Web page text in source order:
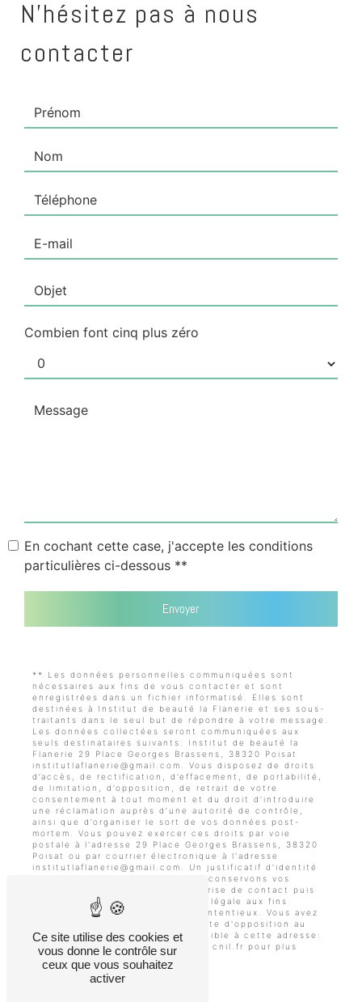
N'hésitez pas à nous
contacter
Combien font cinq plus zéro
En cochant cette case, j'accepte les conditions
particulières ci-dessous **
Envoyer
** Les données personnelles communiquées sont
nécessaires aux fins de vous contacter et sont
enregistrées dans un fichier informatisé. Elles sont
destinées à Institut de beauté la Flanerie et ses sous-
traitants dans le seul but de répondre à votre message.
Les données collectées seront communiquées aux
seuls destinataires suivants: Institut de beauté la
Flanerie 29 Place Georges Brassens, 38320 Poisat
institutlaflanerie@gmail.com. Vous disposez de droits
d’accès, de rectification, d’effacement, de portabilité,
de limitation, d’opposition, de retrait de votre
consentement à tout moment et du droit d’introduire
une réclamation auprès d’une autorité de contrôle,
ainsi que d’organiser le sort de vos données post-
mortem. Vous pouvez exercer ces droits par voie
postale à l'adresse 29 Place Georges Brassens, 38320
Poisat ou par courrier électronique à l'adresse
institutlaflanerie@gmail.com. Un justificatif d'identité
pourra vous être demandé. Nous conservons vos
données pendant la période de prise de contact puis
pendant la durée de prescription légale aux fins
probatoires et de gestion des contentieux. Vous avez
le droit de vous inscrire sur la liste d'opposition au
démarchage téléphonique, disponible à cette adresse:
Bloctel.gouv.fr
. Consultez le site cnil.fr pour plus
d’informations sur vos droits.
Ce site utilise des cookies et
vous donne le contrôle sur
ceux que vous souhaitez
activer